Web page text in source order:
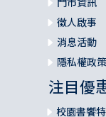
徵人啟事
消息活動
隱私權政策
注目優
校園書饗